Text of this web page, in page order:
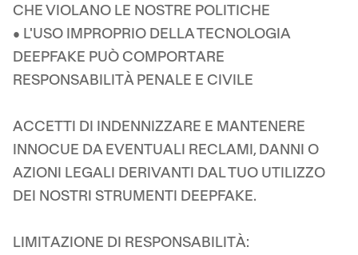
CHE VIOLANO LE NOSTRE POLITICHE
• L'USO IMPROPRIO DELLA TECNOLOGIA
DEEPFAKE PUÒ COMPORTARE
RESPONSABILITÀ PENALE E CIVILE
ACCETTI DI INDENNIZZARE E MANTENERE
INNOCUE DA EVENTUALI RECLAMI, DANNI O
AZIONI LEGALI DERIVANTI DAL TUO UTILIZZO
DEI NOSTRI STRUMENTI DEEPFAKE.
LIMITAZIONE DI RESPONSABILITÀ: